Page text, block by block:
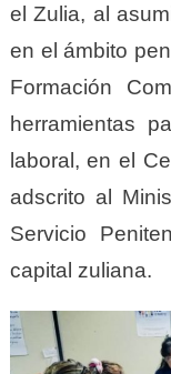
el Zulia, al
en el ámbito
Formación
herramientas
laboral, en el
adscrito al
Servicio
capital zuliana.